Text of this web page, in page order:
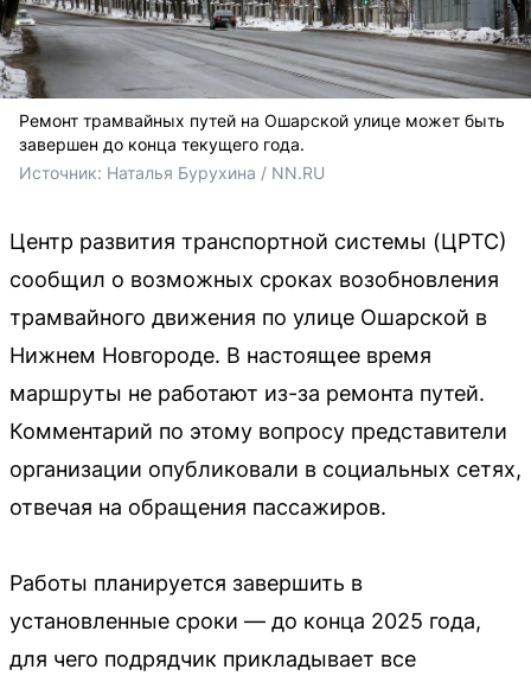
Ремонт трамвайных путей на Ошарской улице может быть
завершен до конца текущего года.
Источник: Наталья Бурухина / NN.RU
Центр развития транспортной системы (ЦРТС)
сообщил о возможных сроках возобновления
трамвайного движения по улице Ошарской в
Нижнем Новгороде. В настоящее время
маршруты не работают из-за ремонта путей.
Комментарий по этому вопросу представители
организации опубликовали в социальных сетях,
отвечая на обращения пассажиров.
Работы планируется завершить в
установленные сроки — до конца 2025 года,
для чего подрядчик прикладывает все